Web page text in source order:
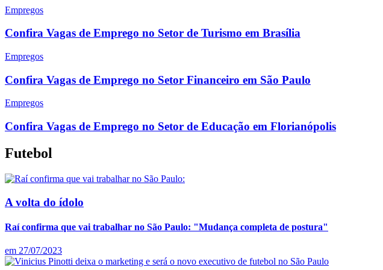
Empregos
Confira Vagas de Emprego no Setor de Turismo em Brasília
Empregos
Confira Vagas de Emprego no Setor Financeiro em São Paulo
Empregos
Confira Vagas de Emprego no Setor de Educação em Florianópolis
Futebol
A volta do ídolo
Raí confirma que vai trabalhar no São Paulo: "Mudança completa de postura"
em 27/07/2023